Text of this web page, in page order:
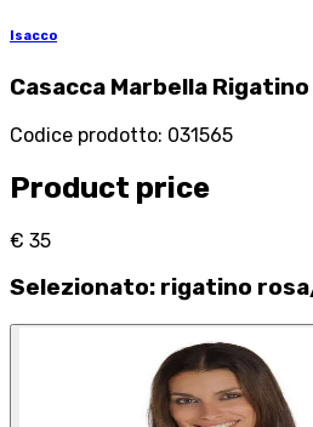
Isacco
Casacca Marbella
Codice prodotto: 031565
Product price
€ 35
Selezionato: rigatino